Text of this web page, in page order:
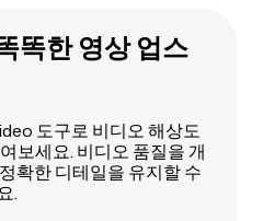
똑한 영상 업스
도구로 비디오 해상도
보세요. 비디오 품질을 개
확한 디테일을 유지할 수
.